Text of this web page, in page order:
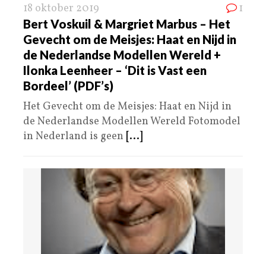
18 oktober 2019 1
Bert Voskuil & Margriet Marbus – Het
Gevecht om de Meisjes: Haat en Nijd in
de Nederlandse Modellen Wereld +
Ilonka Leenheer – ‘Dit is Vast een
Bordeel’ (PDF’s)
Het Gevecht om de Meisjes: Haat en Nijd in
de Nederlandse Modellen Wereld Fotomodel
in Nederland is geen [...]